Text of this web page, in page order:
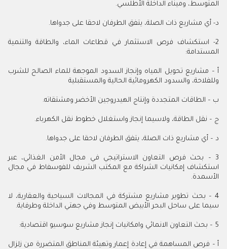
المتوسط، وميناء الداخلة الأطلسي.
د- أي مشاريع ذات الصلة، يتفق الطرفان لاحقا على جدواها.
2- استكشاف فرص الاستثمار في قطاعات الماء، والطاقة والتنمية
المستدامة:
أ – مشاريع تحويل المياه وإنجاز السدود الموجهة للماء الصالح للشرب
وللفلاحة، والسدود الكهرومائية الحالية والمستقبلية
ب‌ – الطاقات المتجددة وإنتاج الهيدروجين الأخضر ومشتقاته.
ج – نقل الطاقة، ولاسيما إنجاز واستغلال خطوط نقل الكهرباء.
د – أي مشاريع ذات الصلة، يتفق الطرفان لاحقا على جدواها.
3 – بحث فرص التعاون الاستراتيجي في مجال الأمن الغذائي، عبر
استكشاف إمكانيات الشراكة مع المكتب الشريف للفوسفاط في مجال
الأسمدة.
4 – بحث تطوير مشاريع مشتركة في المجالات السياحية والعقارية، لا
سيما على ساحل البحر الأبيض المتوسط وفي جهتي الداخلة وطرفاية.
5 – بحث التعاون الانمائي وامكانيات إنجاز مشاريع سوسيو اقتصادية:
أ – فرص المساهمة في إعادة إعمار وتهيئة المناطق المتضررة من زلزال